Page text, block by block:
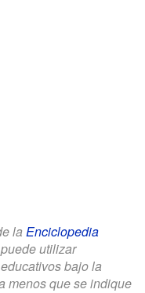
la Enciclopedia
utilizar
bajo la
menos que se indique